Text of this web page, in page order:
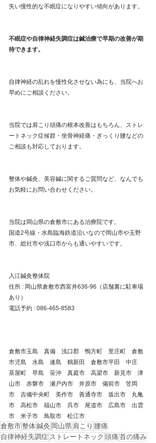
失い慢性的な不眠症になりやすい傾向があります。
不眠症や自律神経失調症は鍼治療で早期の改善が期
待できます。
自律神経の乱れを慢性化させない為にも、当院へお
早めにご相談ください。
当院では肩こり頭痛の根本改善はもちろん、ストレ
ートネック症候群・坐骨神経痛・ぎっくり腰などの
ご相談も対応しております。
整体や鍼灸、美容鍼に関するご質問など、なんでも
お気軽にお問い合わせください。
当院は岡山県の倉敷市にある治療院です。
国道2号線・水島臨海鉄道沿いなので岡山市や玉野
市、総社市や浅口市からも通いやすいです。
入江鍼灸整体院
住所 : 岡山県倉敷市西富井636-96（店舗裏に駐車場
あり）
電話予約 : 086-465-8583
倉敷市玉島　真備　浅口郡　鴨方町　里庄町　倉敷
市児島　水島　連島　鶴新田　倉敷市平田　中庄
茶屋町　早島　笹沖　真庭市　高梁市　新見市　津
山市　赤磐市　瀬戸内市　井原市　備前市　笠岡
市　吉備中央町　美作市　善通寺市　坂出市　丸亀
市　高松市　福山市　呉市　尾道市　広島市　出雲
市　米子市　鳥取市　松江市
倉敷市整体鍼灸 岡山県肩こり 腰痛
自律神経失調症 ストレートネック 頭痛首の痛み